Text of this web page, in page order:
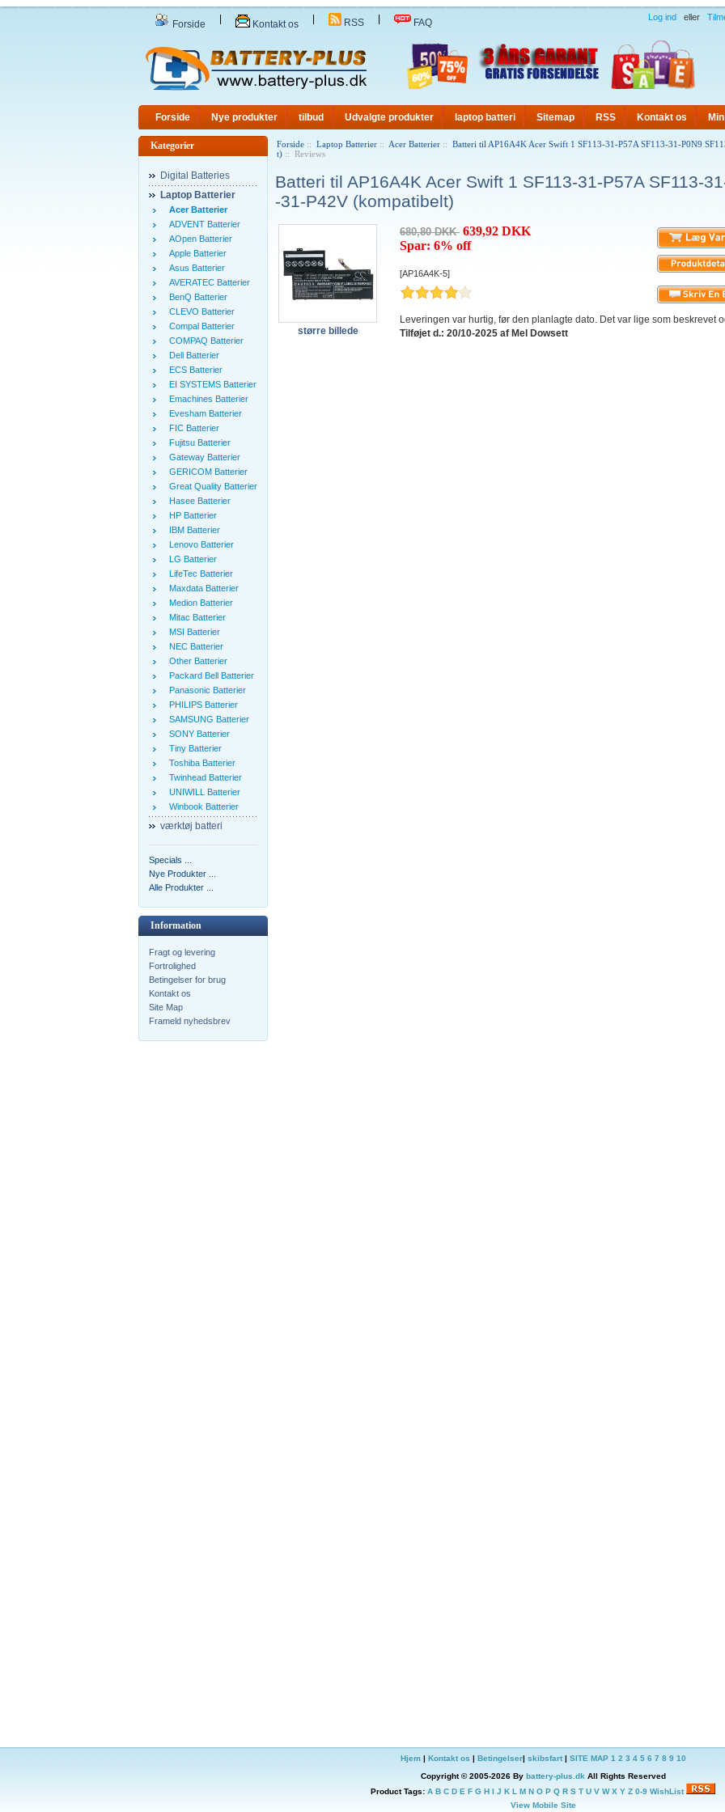
Forside Kontakt os RSS FAQ Log ind eller
Forside Nye produkter tilbud Udvalgte produkter laptop batteri Sitemap RSS Kontakt os
Kategorier
Digital Batteries
Laptop Batterier
Acer Batterier
ADVENT Batterier
AOpen Batterier
Apple Batterier
Asus Batterier
AVERATEC Batterier
BenQ Batterier
CLEVO Batterier
Compal Batterier
COMPAQ Batterier
Dell Batterier
ECS Batterier
EI SYSTEMS Batterier
Emachines Batterier
Evesham Batterier
FIC Batterier
Fujitsu Batterier
Gateway Batterier
GERICOM Batterier
Great Quality Batterier
Hasee Batterier
HP Batterier
IBM Batterier
Lenovo Batterier
LG Batterier
LifeTec Batterier
Maxdata Batterier
Medion Batterier
Mitac Batterier
MSI Batterier
NEC Batterier
Other Batterier
Packard Bell Batterier
Panasonic Batterier
PHILIPS Batterier
SAMSUNG Batterier
SONY Batterier
Tiny Batterier
Toshiba Batterier
Twinhead Batterier
UNIWILL Batterier
Winbook Batterier
værktøj batteri
Specials ...
Nye Produkter ...
Alle Produkter ...
Information
Fragt og levering
Fortrolighed
Betingelser for brug
Kontakt os
Site Map
Frameld nyhedsbrev
Forside :: Laptop Batterier :: Acer Batterier :: Batteri til AP16A4K Acer Swift 1 SF113-31-P57A SF113-31-P0N9
t) :: Reviews
Batteri til AP16A4K Acer Swift 1 SF113-31-P57A SF113-
-31-P42V (kompatibelt)
større billede
680,80 DKK 639,92 DKK
Spar: 6% off
[AP16A4K-5]
Leveringen var hurtig, før den planlagte dato. Det var lige som beskrevet
Tilføjet d.: 20/10-2025 af Mel Dowsett
Hjem| Kontakt os Betingelser| skibsfart| SITE MAP 1 2 3 4 5 6 7 8 9 10
Copyright © 2005-2026 By battery-plus.dkAll Rights Reserved
Product Tags: A B C D E F G H J K L M N O P Q R S T U V W X Y Z 0-9 WishList
View Mobile Site